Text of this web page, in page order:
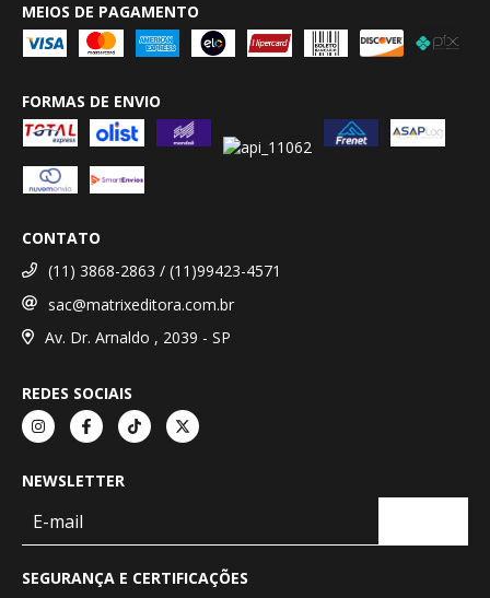
MEIOS DE PAGAMENTO
FORMAS DE ENVIO
CONTATO
(11) 3868-2863 / (11)99423-4571
sac@matrixeditora.com.br
Av. Dr. Arnaldo , 2039 - SP
REDES SOCIAIS
NEWSLETTER
SEGURANÇA E CERTIFICAÇÕES